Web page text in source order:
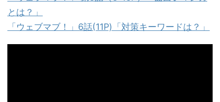
とは？」
「ウェブマブ！」6話(11P)「対策キーワードは？」